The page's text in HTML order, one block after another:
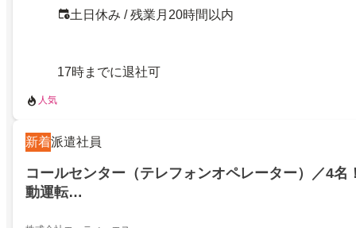
土日休み / 残業月20時間以内
17時までに退社可
人気
新着派遣社員
コールセンター（テレフォンオペレーター）／4名
動運転…